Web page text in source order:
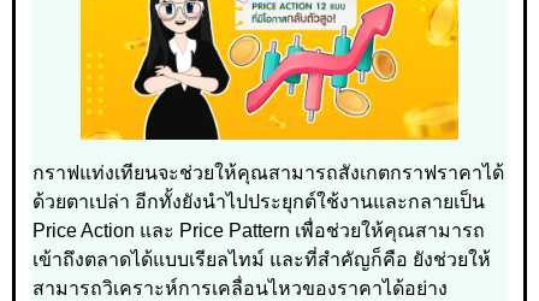
กราฟแท่งเทียนจะช่วยให้คุณสามารถสังเกตกราฟราคาได้
ด้วยตาเปล่า อีกทั้งยังนำไปประยุกต์ใช้งานและกลายเป็น
Price Action และ Price Pattern เพื่อช่วยให้คุณสามารถ
เข้าถึงตลาดได้แบบเรียลไทม์ และที่สำคัญก็คือ ยังช่วยให้
สามารถวิเคราะห์การเคลื่อนไหวของราคาได้อย่าง